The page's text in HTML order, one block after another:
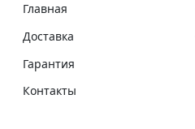
Главная
Доставка
Гарантия
Контакты